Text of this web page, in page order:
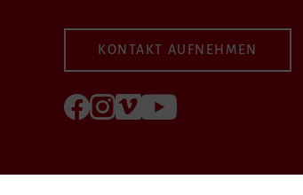
KONTAKT AUFNEHMEN
Folgen Sie uns auf Facebook
Folgen Sie uns auf Instagram
Besuchen Sie uns bei Vimeo